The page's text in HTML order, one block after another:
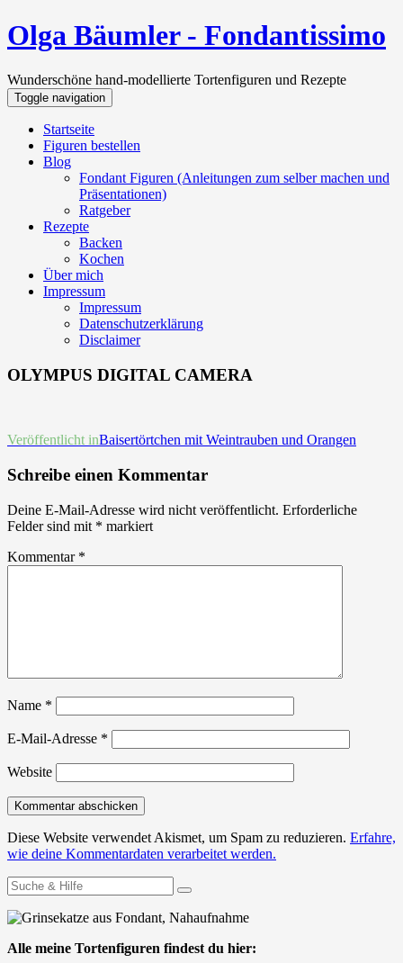
Olga Bäumler - Fondantissimo
Wunderschöne hand-modellierte Tortenfiguren und Rezepte
Toggle navigation
Startseite
Figuren bestellen
Blog
Fondant Figuren (Anleitungen zum selber machen und
Präsentationen)
Ratgeber
Rezepte
Backen
Kochen
Über mich
Impressum
Impressum
Datenschutzerklärung
Disclaimer
OLYMPUS DIGITAL CAMERA
Beitrags-
Veröffentlicht inBaisertörtchen mit Weintrauben und Orangen
Schreibe einen Kommentar
Deine E-Mail-Adresse wird nicht veröffentlicht. Erforderliche
Felder sind mit * markiert
Kommentar *
Name *
E-Mail-Adresse *
Website
Diese Website verwendet Akismet, um Spam zu reduzieren. Erfahre,
wie deine Kommentardaten verarbeitet werden.
Suchen
nach:
Alle meine Tortenfiguren findest du hier: